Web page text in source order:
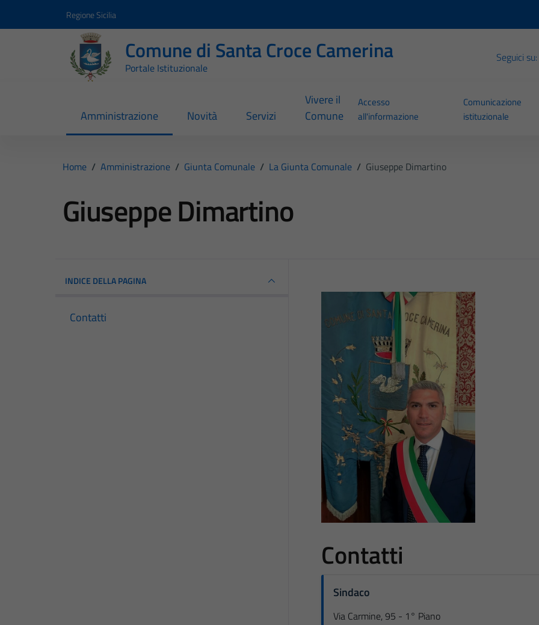
Regione Sicilia
Comune di Santa Croce Camerina
Portale Istituzionale
Seguici su:
Amministrazione Novità Servizi
Vivere il
Comune
Accesso
all'informazione
Comunicazione
istituzionale
Home / Amministrazione / Giunta Comunale / La Giunta Comunale / Giuseppe Dimartino
Giuseppe Dimartino
INDICE DELLA PAGINA
Contatti
Contatti
Sindaco
Via Carmine, 95 - 1° Piano